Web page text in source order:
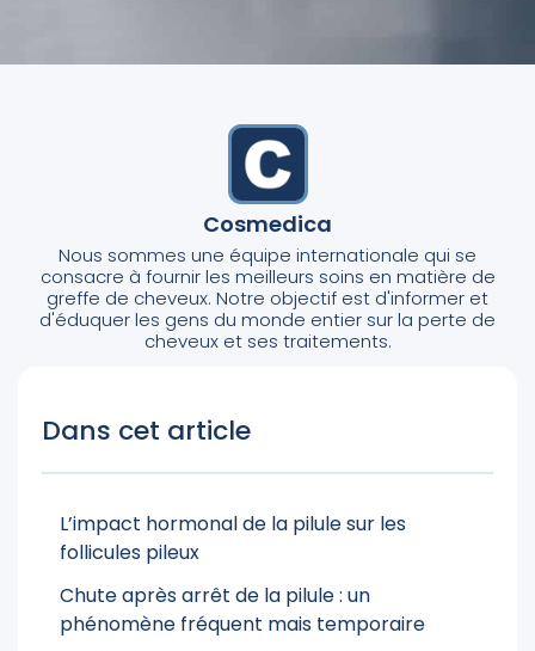
Cosmedica
Nous sommes une équipe internationale qui se
consacre à fournir les meilleurs soins en matière de
greffe de cheveux. Notre objectif est d'informer et
d'éduquer les gens du monde entier sur la perte de
cheveux et ses traitements.
Dans cet article
L’impact hormonal de la pilule sur les
follicules pileux
Chute après arrêt de la pilule : un
phénomène fréquent mais temporaire